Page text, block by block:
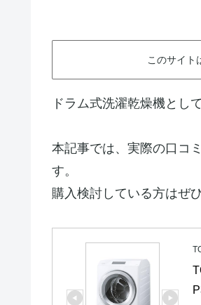
このサイト
ドラム式洗濯乾燥機とし
本記事では、実際の口コ
す。
購入検討している方はぜ